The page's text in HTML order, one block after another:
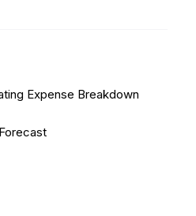
Expense Breakdown